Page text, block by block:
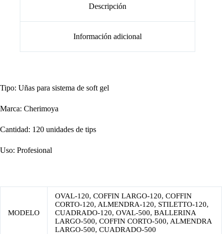
Descripción
Información adicional
Tipo: Uñas para sistema de soft gel
Marca: Cherimoya
Cantidad: 120 unidades de tips
Uso: Profesional
MODELO
OVAL-120, COFFIN LARGO-120, COFFIN
CORTO-120, ALMENDRA-120, STILETTO-120,
CUADRADO-120, OVAL-500, BALLERINA
LARGO-500, COFFIN CORTO-500, ALMENDRA
LARGO-500, CUADRADO-500